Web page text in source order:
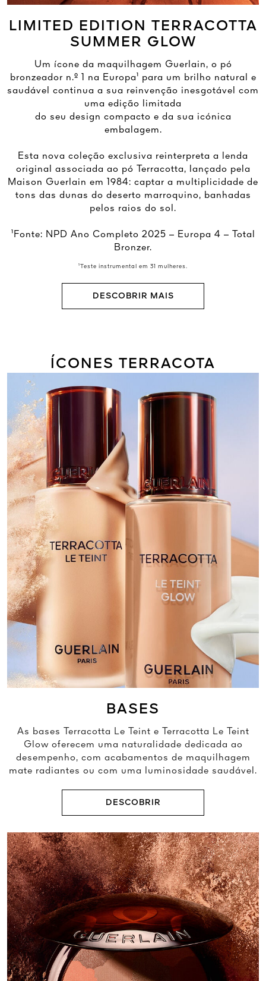
LIMITED EDITION TERRACOTTA
SUMMER GLOW
Um ícone da maquilhagem Guerlain, o pó
bronzeador n.º 1 na Europa¹ para um brilho natural e
saudável continua a sua reinvenção inesgotável com
uma edição limitada
do seu design compacto e da sua icónica
embalagem.
Esta nova coleção exclusiva reinterpreta a lenda
original associada ao pó Terracotta, lançado pela
Maison Guerlain em 1984: captar a multiplicidade de
tons das dunas do deserto marroquino, banhadas
pelos raios do sol.
¹Fonte: NPD Ano Completo 2025 – Europa 4 – Total
Bronzer.
¹Teste instrumental em 31 mulheres.
DESCOBRIR MAIS
BASES
As bases Terracotta Le Teint e Terracotta Le Teint
Glow oferecem uma naturalidade dedicada ao
desempenho, com acabamentos de maquilhagem
mate radiantes ou com uma luminosidade saudável.
DESCOBRIR
ÍCONES TERRACOTA